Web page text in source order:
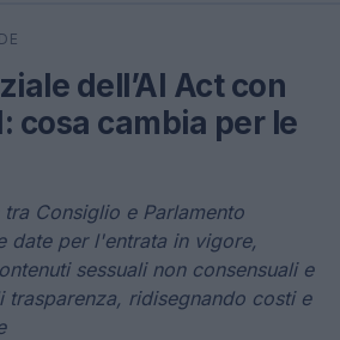
dell’AI Act con
cosa cambia per le
Consiglio e Parlamento
date per l'entrata in vigore,
sessuali non consensuali e
ridisegnando costi e